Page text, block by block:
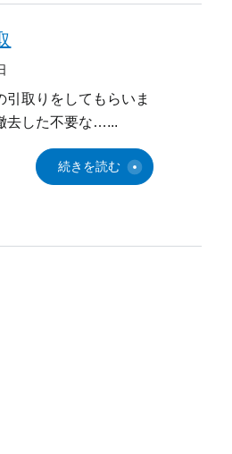
引取りをしてもらいま
去した不要な…
続きを読む